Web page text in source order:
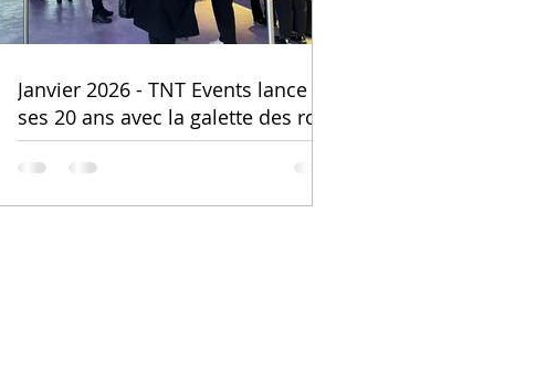
Janvier 2026 - TNT Events lance
ses 20 ans avec la galette des rois